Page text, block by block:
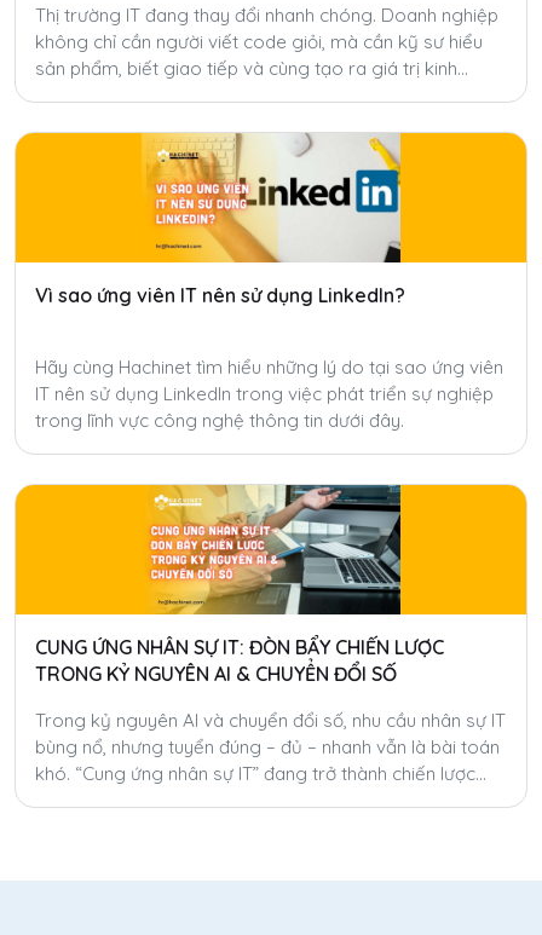
Thị trường IT đang thay đổi nhanh chóng. Doanh nghiệp
không chỉ cần người viết code giỏi, mà cần kỹ sư hiểu
sản phẩm, biết giao tiếp và cùng tạo ra giá trị kinh
Vì sao ứng viên IT nên sử dụng LinkedIn?
Hãy cùng Hachinet tìm hiểu những lý do tại sao ứng viên
IT nên sử dụng LinkedIn trong việc phát triển sự nghiệp
trong lĩnh vực công nghệ thông tin dưới đây.
CUNG ỨNG NHÂN SỰ IT: ĐÒN BẨY CHIẾN LƯỢC
TRONG KỶ NGUYÊN AI & CHUYỂN ĐỔI SỐ
Trong kỷ nguyên AI và chuyển đổi số, nhu cầu nhân sự IT
bùng nổ, nhưng tuyển đúng – đủ – nhanh vẫn là bài toán
khó. “Cung ứng nhân sự IT” đang trở thành chiến lược